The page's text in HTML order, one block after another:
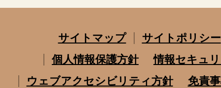
サイトマップ
サイトポリシー
個人情報保護方針
情報セキュ
ウェブアクセシビリティ方針
免責